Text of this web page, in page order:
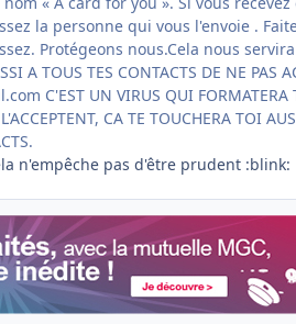
la personne qui vous l'envoie .
Protégeons nous.Cela nous
A TOUS TES CONTACTS DE NE PAS
C'EST UN VIRUS QUI FORMATERA
CA TE TOUCHERA TOI
n'empêche pas d'être prudent :blink: